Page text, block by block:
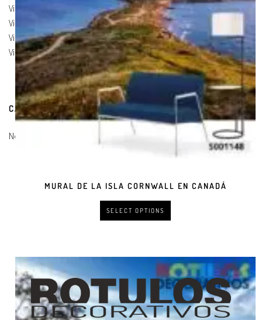
MURAL DE LA ISLA CORNWALL EN CANADÁ
SELECT OPTIONS
Vinilos Para Paredes
(8)
Vinilos Para Puertas
(9)
Vinilos Para Suelos(9)
Vinilos Para Vidrios(17)
CARRITO DE COMPRAS
No hay productos en el carrito.